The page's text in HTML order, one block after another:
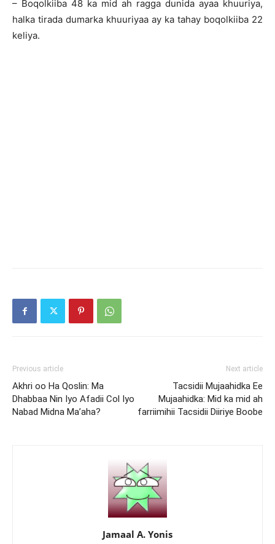
– Boqolkiiba 48 ka mid ah ragga dunida ayaa khuuriya,
halka tirada dumarka khuuriyaa ay ka tahay boqolkiiba 22
keliya.
Previous article
Akhri oo Ha Qoslin: Ma
Dhabbaa Nin Iyo Afadii Col Iyo
Nabad Midna Ma’aha?
Next article
Tacsidii Mujaahidka Ee
Mujaahidka: Mid ka mid ah
farriimihii Tacsidii Diiriye Boobe
Jamaal A. Yonis